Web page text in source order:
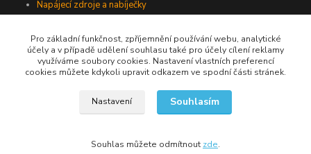
Napájecí zdroje a nabíječky
Jsme na Facebooku
Pro základní funkčnost, zpříjemnění používání webu, analytické
účely a v případě udělení souhlasu také pro účely cílení reklamy
využíváme soubory cookies. Nastavení vlastních preferencí
cookies můžete kdykoli upravit odkazem ve spodní části stránek.
Nastavení Souhlasím
Souhlas můžete odmítnout zde.